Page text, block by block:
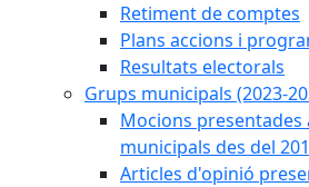
Retiment de comptes
Plans accions i
Resultats electorals
Grups municipals (2023-
Mocions presentades
municipals des del
Articles d'opinió